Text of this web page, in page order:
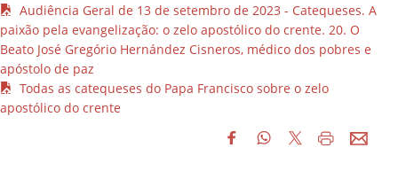
Audiência Geral de 13 de setembro de 2023 - Catequeses. A
paixão pela evangelização: o zelo apostólico do crente. 20. O
Beato José Gregório Hernández Cisneros, médico dos pobres e
apóstolo de paz
Todas as catequeses do Papa Francisco sobre o zelo
apostólico do crente